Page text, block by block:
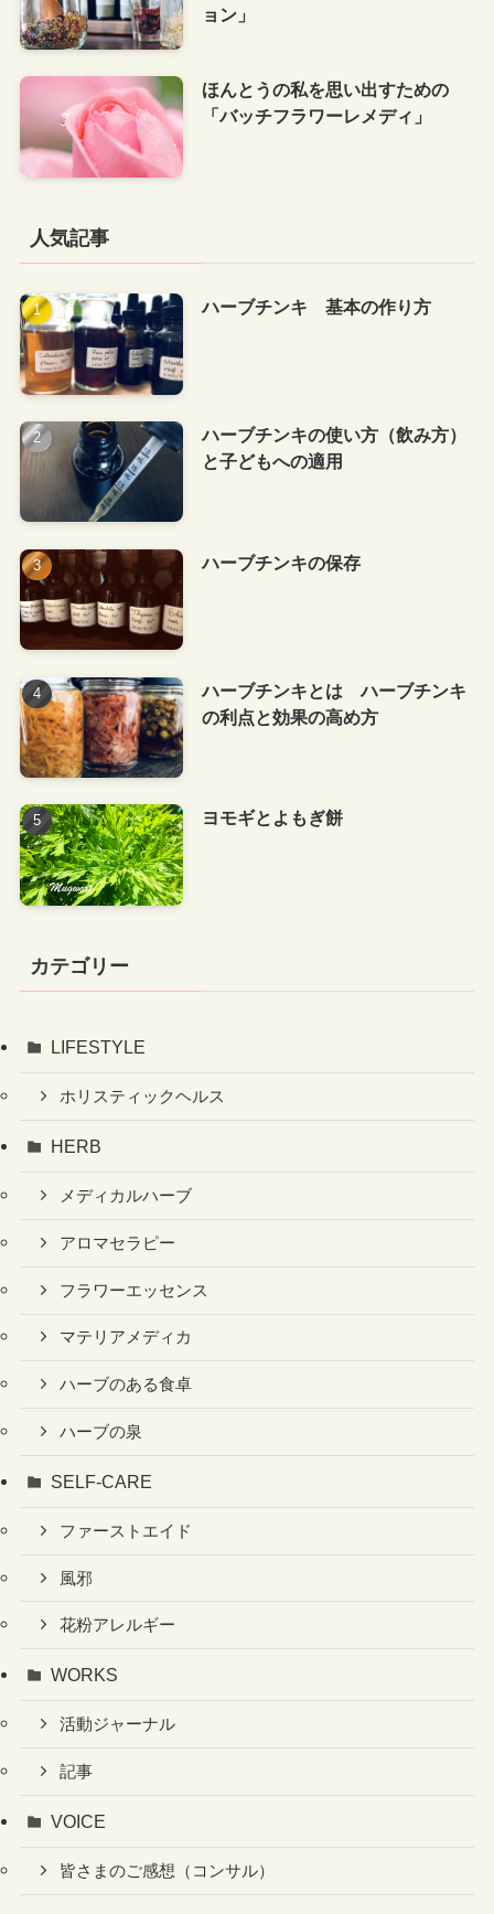
ョン」
ほんとうの私を思い出すための
「バッチフラワーレメディ」
人気記事
ハーブチンキ 基本の作り方
ハーブチンキの使い方（飲み方）
と子どもへの適用
ハーブチンキの保存
ハーブチンキとは ハーブチンキ
の利点と効果の高め方
ヨモギとよもぎ餅
カテゴリー
LIFESTYLE
ホリスティックヘルス
HERB
メディカルハーブ
アロマセラピー
フラワーエッセンス
マテリアメディカ
ハーブのある食卓
ハーブの泉
SELF-CARE
ファーストエイド
風邪
花粉アレルギー
WORKS
活動ジャーナル
記事
VOICE
皆さまのご感想（コンサル）